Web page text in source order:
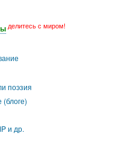
делитесь с миром!
поэзия
(блоге)
и др.